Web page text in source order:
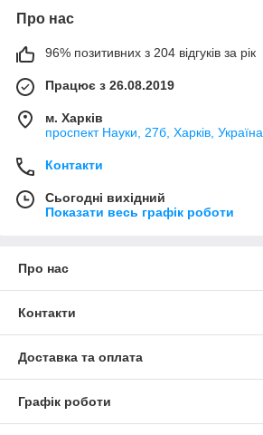
Про нас
96% позитивних з 204 відгуків за рік
Працює з 26.08.2019
м. Харків
проспект Науки, 27б, Харків, Україна
Контакти
Сьогодні вихідний
Показати весь графік роботи
Про нас
Контакти
Доставка та оплата
Графік роботи